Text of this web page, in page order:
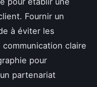
Fournir un
à éviter les
claire
pour
partenariat